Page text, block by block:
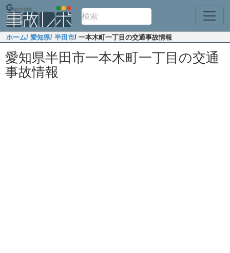
ホーム/ 愛知県/ 半田市/ 一本木町一丁目の交通事故情報
愛知県半田市一本木町一丁目の交通
事故情報